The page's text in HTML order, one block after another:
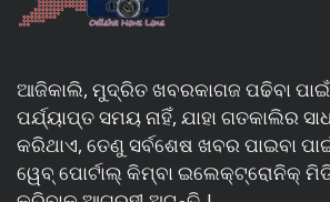
ଆଜିକାଲି, ମୁଦ୍ରିତ ଖବରକାଗଜ ପଢିବା
ପର୍ଯ୍ୟାପ୍ତ ସମୟ ନାହିଁ, ଯାହା ଗତକାଲିର
କରିଥାଏ, ତେଣୁ ସର୍ବଶେଷ ଖବର ପାଇବା ପାଇଁ
ୱେବ୍ ପୋର୍ଟାଲ୍ କିମ୍ବା ଇଲେକ୍ଟ୍ରୋନିକ୍